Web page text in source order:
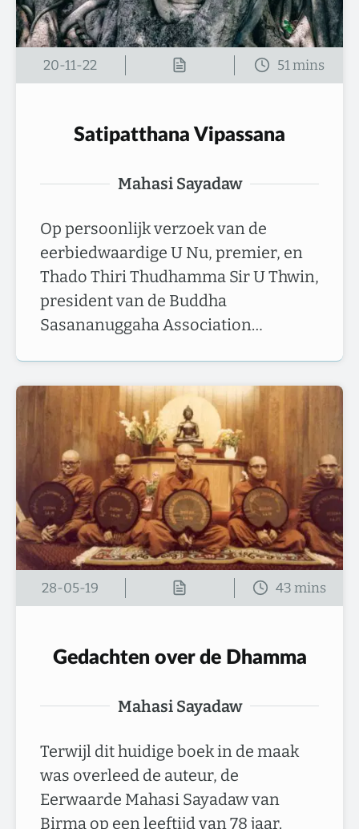
20-11-22
Satipatthana Vipassana
Mahasi Sayadaw
Op persoonlijk verzoek van de
eerbiedwaardige U Nu, premier, en
Thado Thiri Thudhamma Sir U Thwin,
president van de Buddha
Sasananuggaha Association…
28-05-19
Gedachten over de Dhamma
Mahasi Sayadaw
Terwijl dit huidige boek in de maak
was overleed de auteur, de
Eerwaarde Mahasi Sayadaw van
Birma op een leeftijd van 78 jaar.